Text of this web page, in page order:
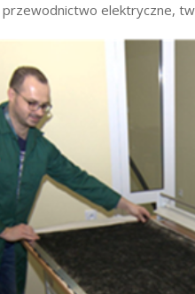
przewodnictwo elektryczne,